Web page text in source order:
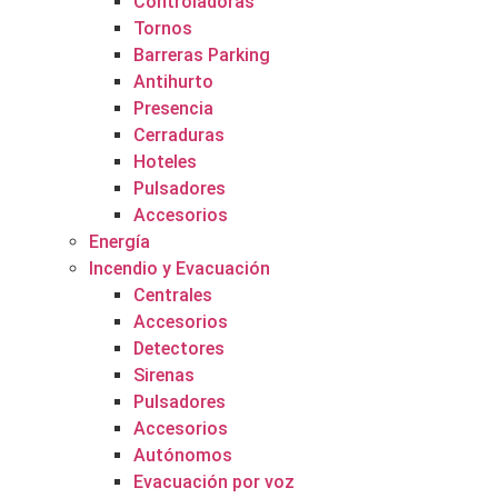
Tornos
Barreras Parking
Antihurto
Presencia
Cerraduras
Hoteles
Pulsadores
Accesorios
Energía
Incendio y Evacuación
Centrales
Accesorios
Detectores
Sirenas
Pulsadores
Accesorios
Autónomos
Evacuación por voz